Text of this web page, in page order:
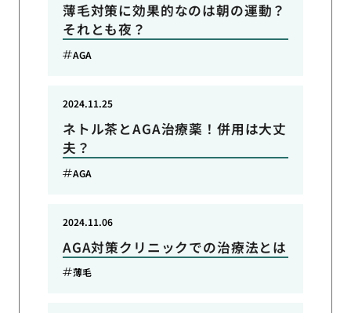
薄毛対策に効果的なのは朝の運動？
それとも夜？
AGA
ネトル茶とAGA治療薬！併用は大丈
夫？
2024.11.25
AGA
AGA対策クリニックでの治療法とは
2024.11.06
薄毛